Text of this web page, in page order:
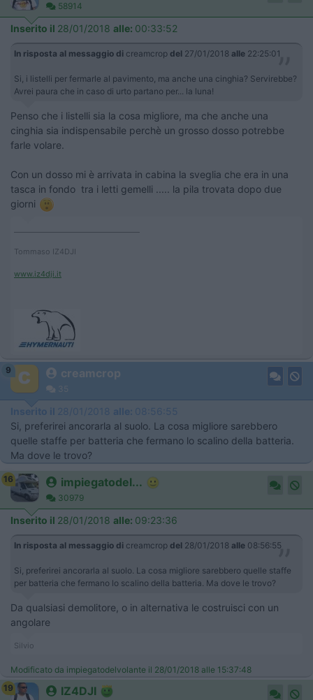
58914
Inserito il 28/01/2018 alle: 00:33:52
In risposta al messaggio di creamcrop del 27/01/2018 alle 22:25:01
Si, i listelli per fermarle al pavimento, ma anche una cinghia? Servirebbe?
Avrei paura che in caso di urto partano per... la luna!
Penso che i listelli sia la cosa migliore, ma che anche una
cinghia sia indispensabile perchè un grosso dosso potrebbe
farle volare.
Con un dosso mi è arrivata in cabina la sveglia che era in una
tasca in fondo tra i letti gemelli ..... la pila trovata dopo due
giorni
Tommaso IZ4DJI
www.iz4dji.it
9 creamcrop
35
Inserito il 28/01/2018 alle: 08:56:55
Si, preferirei ancorarla al suolo. La cosa migliore sarebbero
quelle staffe per batteria che fermano lo scalino della batteria.
Ma dove le trovo?
16 impiegatodel...
30979
Inserito il 28/01/2018 alle: 09:23:36
In risposta al messaggio di creamcrop del 28/01/2018 alle 08:56:55
Si, preferirei ancorarla al suolo. La cosa migliore sarebbero quelle staffe
per batteria che fermano lo scalino della batteria. Ma dove le trovo?
Da qualsiasi demolitore, o in alternativa le costruisci con un
angolare
Silvio
Modificato da impiegatodelvolante il 28/01/2018 alle 15:37:48
19
IZ4DJI